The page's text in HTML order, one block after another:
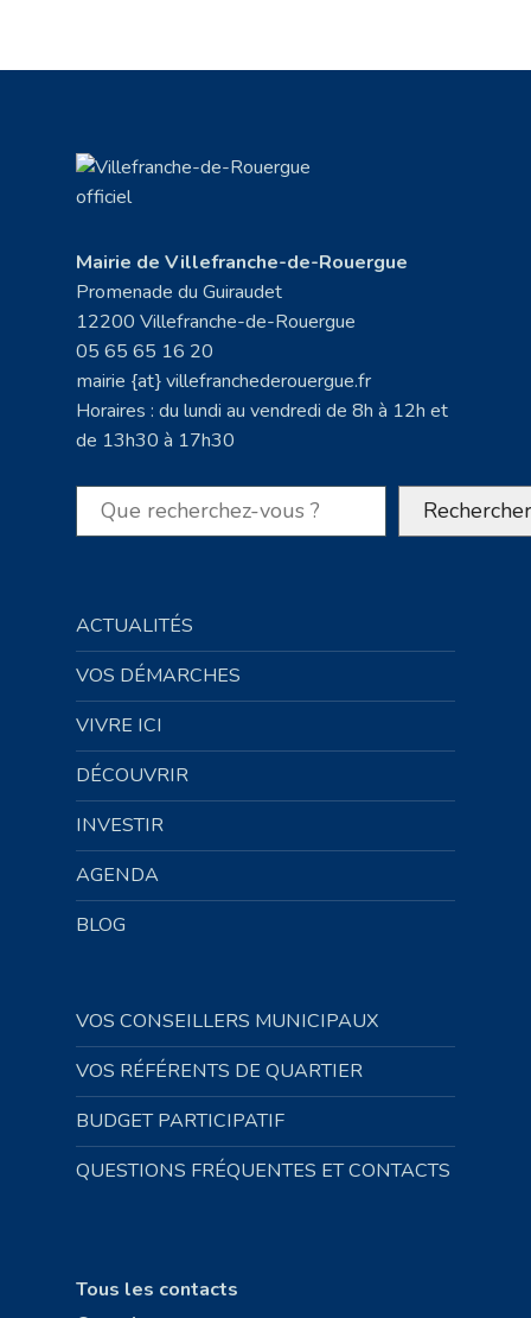
Mairie de Villefranche-de-Rouergue
Promenade du Guiraudet
12200 Villefranche-de-Rouergue
05 65 65 16 20
mairie {at} villefranchederouergue.fr
Horaires : du lundi au vendredi de 8h à 12h et
de 13h30 à 17h30
Rechercher Rechercher
ACTUALITÉS
VOS DÉMARCHES
VIVRE ICI
DÉCOUVRIR
INVESTIR
AGENDA
BLOG
VOS CONSEILLERS MUNICIPAUX
VOS RÉFÉRENTS DE QUARTIER
BUDGET PARTICIPATIF
QUESTIONS FRÉQUENTES ET CONTACTS
Tous les contacts